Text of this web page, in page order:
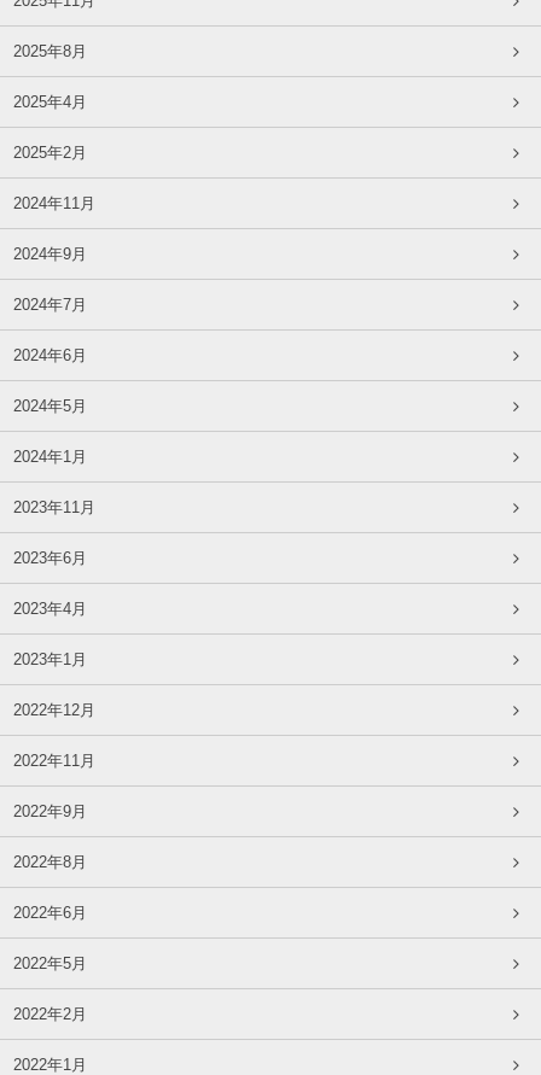
2025年8月
2025年4月
2025年2月
2024年11月
2024年9月
2024年7月
2024年6月
2024年5月
2024年1月
2023年11月
2023年6月
2023年4月
2023年1月
2022年12月
2022年11月
2022年9月
2022年8月
2022年6月
2022年5月
2022年2月
2022年1月